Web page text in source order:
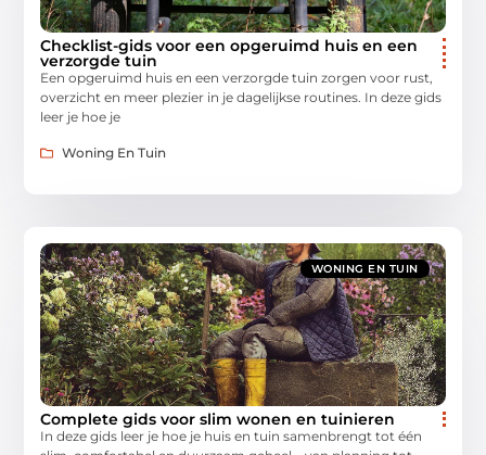
Checklist-gids voor een opgeruimd huis en een
verzorgde tuin
Een opgeruimd huis en een verzorgde tuin zorgen voor rust,
overzicht en meer plezier in je dagelijkse routines. In deze gids
leer je hoe je
Woning En Tuin
WONING EN TUIN
Complete gids voor slim wonen en tuinieren
In deze gids leer je hoe je huis en tuin samenbrengt tot één